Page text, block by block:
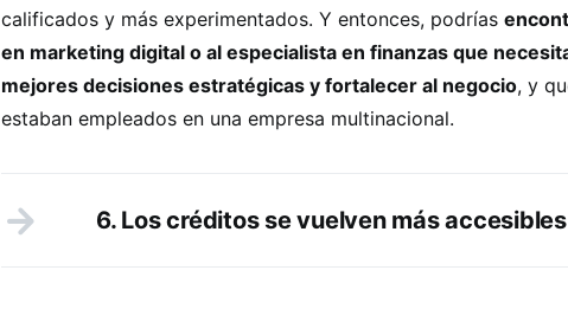
calificados y más experimentados. Y entonces, podrías
en marketing digital o al especialista en finanzas que
mejores decisiones estratégicas y fortalecer al negocio, y
estaban empleados en una empresa multinacional.
6. Los créditos se vuelven más accesibles